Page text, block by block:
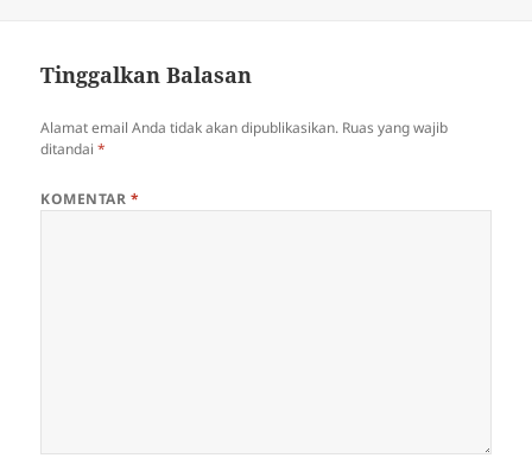
Tinggalkan Balasan
Alamat email Anda tidak akan dipublikasikan. Ruas yang wajib
ditandai*
KOMENTAR *